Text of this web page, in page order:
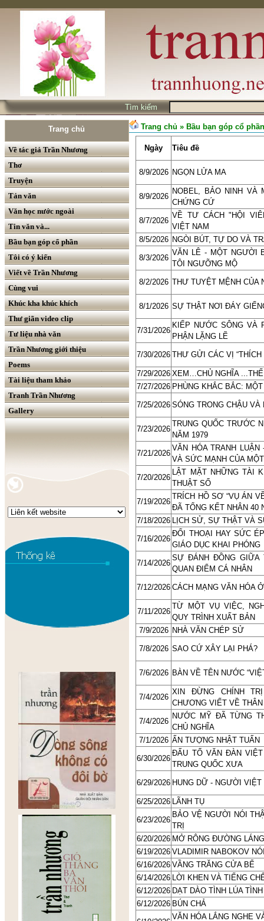
Tìm kiếm
Trang chủ
Về tác giả Trần Nhương
Thơ
Truyện
Tản văn
Văn học nước ngoài
Tin văn và...
Bầu bạn góp cổ phần
Tôi có ý kiến
Viết về Trần Nhương
Cùng vui
Khúc kha khúc khích
Thư giãn video clip
Tư liệu nhà văn
Trần Nhương giới thiệu
Poems
Tài liệu tham khảo
Tranh Trần Nhương
Gallery
Trang chủ » Bầu bạn góp cổ phần
Ngày Tiêu đề
8/9/2026 NGỌN LỬA MA
8/9/2026
NOBEL, BẢO NINH VÀ
CHỨNG CỨ
8/7/2026
VỀ TƯ CÁCH "HỘI
VIỆT NAM
8/5/2026 NGÒI BÚT, TỰ DO VÀ
8/3/2026
VĂN LÊ - MỘT NGƯỜI
TÔI NGƯỠNG MỘ
8/2/2026 THƯ TUYỆT MỆNH CỦA
8/1/2026 SỰ THẬT NƠI ĐÁY
7/31/2026
KIẾP NƯỚC SÔNG VÀ
PHẬN LẶNG LẼ
7/30/2026 THƯ GỬI CÁC VỊ “THÍCH
7/29/2026 XEM…CHỦ NGHĨA
7/27/2026 PHÙNG KHẮC BẮC:
7/25/2026 SÓNG TRONG CHẬU
7/23/2026
TRUNG QUỐC TRƯỚC
NĂM 1979
7/21/2026
VĂN HÓA TRANH
VÀ SỨC MẠNH CỦA
7/20/2026
LẬT MẶT NHỮNG TÀI
THUẬT SỐ
7/19/2026
TRÍCH HỒ SƠ “VỤ ÁN
ĐÃ TỔNG KẾT NHÂN 40
7/18/2026 LỊCH SỬ, SỰ THẬT VÀ
7/16/2026
ĐỐI THOẠI HAY SỨC
GIÁO DỤC KHAI PHÓNG
7/14/2026
SỰ ĐÁNH ĐỒNG GIỮA
QUAN ĐIỂM CÁ NHÂN
7/12/2026 CÁCH MẠNG VĂN HÓA
7/11/2026
TỪ MỘT VỤ VIỆC,
QUY TRÌNH XUẤT BẢN
7/9/2026 NHÀ VĂN CHÉP SỬ
7/8/2026 SAO CỨ XÂY LẠI PHÁ?
7/6/2026 BÀN VỀ TÊN NƯỚC
7/4/2026
XIN ĐỪNG CHÍNH
CHƯƠNG VIẾT VỀ
7/4/2026
NƯỚC MỸ ĐÃ TỪNG
CHỦ NGHĨA
7/1/2026 ẤN TƯỢNG NHẬT TUẤN
6/30/2026
ĐẤU TỐ VĂN ĐÀN VIỆT
TRUNG QUỐC XƯA
6/29/2026 HUNG DỮ - NGƯỜI
6/25/2026 LÃNH TỤ
6/23/2026
BẢO VỆ NGƯỜI NÓI
TRỊ
6/20/2026 MỞ RÔNG ĐƯỜNG
6/19/2026 VLADIMIR NABOKOV
6/16/2026 VẦNG TRĂNG CỬA BỂ
6/14/2026 LỜI KHEN VÀ TIẾNG
6/12/2026 DẠT DÀO TÌNH LÚA
6/12/2026 BÚN CHẢ
VĂN HÓA LẮNG NGHE